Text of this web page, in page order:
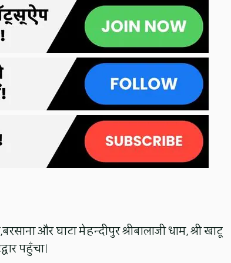
और घाटा मेहन्दीपुर श्रीबालाजी धाम, श्री खाटू
पहुँचा।